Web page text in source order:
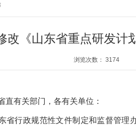
改《山东省重点研发计
浏览次数： 3174
直有关部门，各有关单位：
省行政规范性文件制定和监督管理